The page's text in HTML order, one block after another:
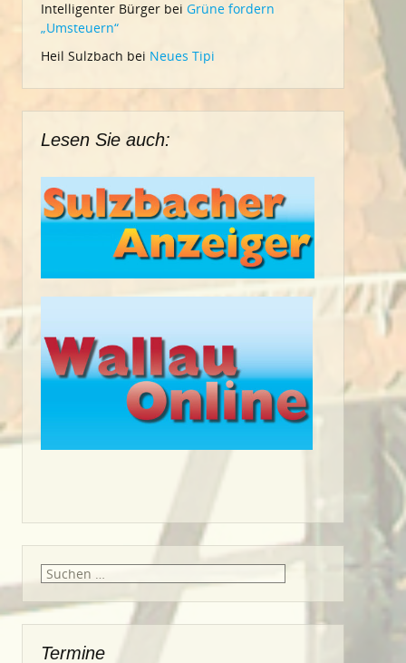
Intelligenter Bürger bei Grüne fordern
„Umsteuern“
Heil Sulzbach bei Neues Tipi
Lesen Sie auch:
Suche
Termine